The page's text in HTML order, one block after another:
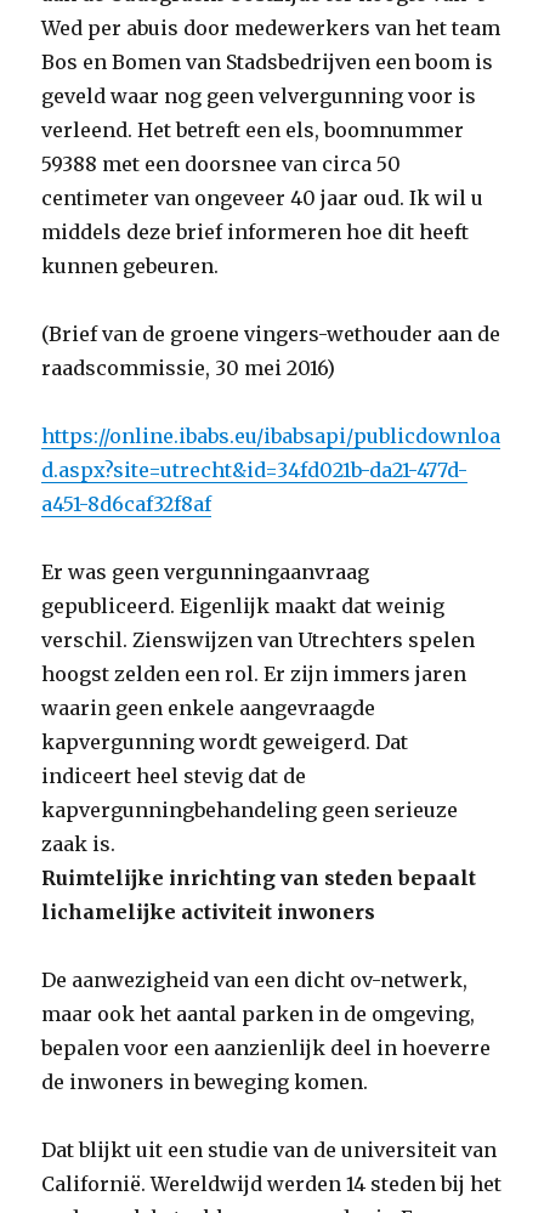
Wed per abuis door medewerkers van het team
Bos en Bomen van Stadsbedrijven een boom is
geveld waar nog geen velvergunning voor is
verleend. Het betreft een els, boomnummer
59388 met een doorsnee van circa 50
centimeter van ongeveer 40 jaar oud. Ik wil u
middels deze brief informeren hoe dit heeft
kunnen gebeuren.
(Brief van de groene vingers-wethouder aan de
raadscommissie, 30 mei 2016)
https://online.ibabs.eu/ibabsapi/publicdownloa
d.aspx?site=utrecht&id=34fd021b-da21-477d-
a451-8d6caf32f8af
Er was geen vergunningaanvraag
gepubliceerd. Eigenlijk maakt dat weinig
verschil. Zienswijzen van Utrechters spelen
hoogst zelden een rol. Er zijn immers jaren
waarin geen enkele aangevraagde
kapvergunning wordt geweigerd. Dat
indiceert heel stevig dat de
kapvergunningbehandeling geen serieuze
zaak is.
Ruimtelijke inrichting van steden bepaalt
lichamelijke activiteit inwoners
De aanwezigheid van een dicht ov-netwerk,
maar ook het aantal parken in de omgeving,
bepalen voor een aanzienlijk deel in hoeverre
de inwoners in beweging komen.
Dat blijkt uit een studie van de universiteit van
Californië. Wereldwijd werden 14 steden bij het